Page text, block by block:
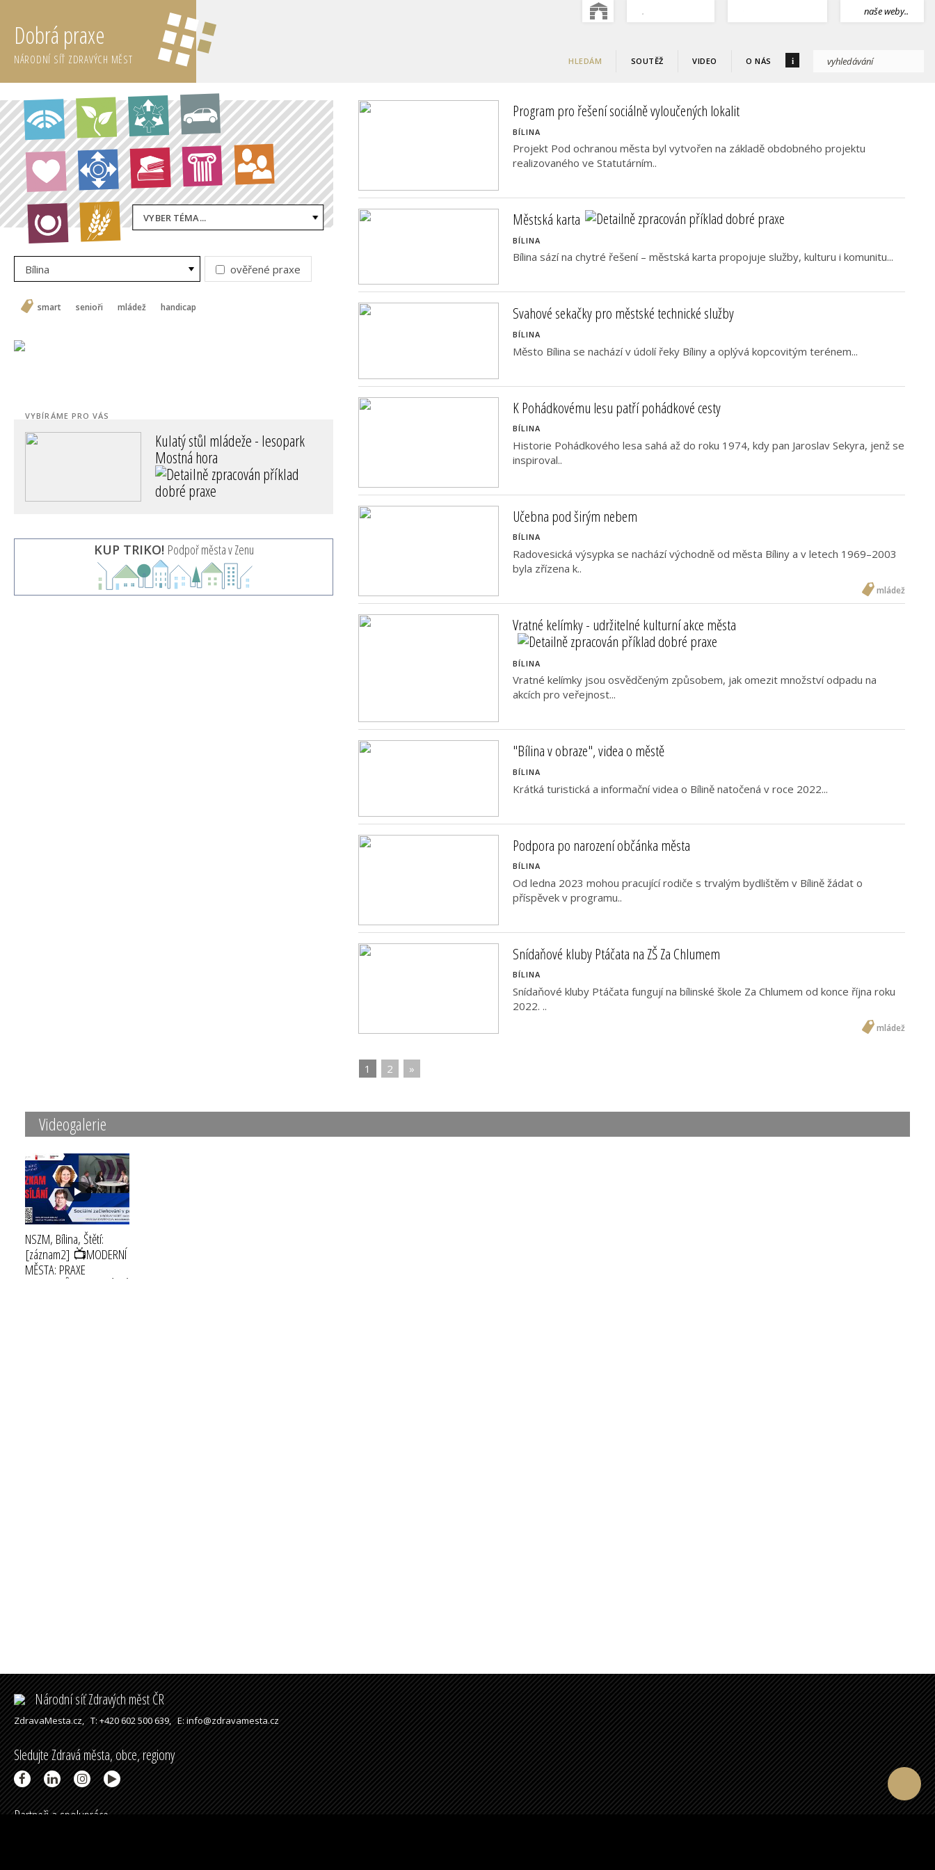
naše weby..
.
Dobrá praxe
NÁRODNÍ SÍŤ ZDRAVÝCH MĚST HLEDÁM SOUTĚŽ VIDEO O NÁS i
VYBER TÉMA...
Bílina ověřené praxe
smart senioři mládež handicap
VYBÍRÁME PRO VÁS
Kulatý stůl mládeže - lesopark
Mostná hora
KUP TRIKO! Podpoř města v Zenu
Program pro řešení sociálně vyloučených lokalit
BÍLINA
Projekt Pod ochranou města byl vytvořen na základě obdobného projektu
realizovaného ve Statutárním..
Městská karta
BÍLINA
Bílina sází na chytré řešení – městská karta propojuje služby, kulturu i komunitu...
Svahové sekačky pro městské technické služby
BÍLINA
Město Bílina se nachází v údolí řeky Bíliny a oplývá kopcovitým terénem...
K Pohádkovému lesu patří pohádkové cesty
BÍLINA
Historie Pohádkového lesa sahá až do roku 1974, kdy pan Jaroslav Sekyra, jenž se
inspiroval..
Učebna pod širým nebem
BÍLINA
Radovesická výsypka se nachází východně od města Bíliny a v letech 1969–2003
byla zřízena k..
mládež
Vratné kelímky - udržitelné kulturní akce města
BÍLINA
Vratné kelímky jsou osvědčeným způsobem, jak omezit množství odpadu na
akcích pro veřejnost...
"Bílina v obraze", videa o městě
BÍLINA
Krátká turistická a informační videa o Bílině natočená v roce 2022...
Podpora po narození občánka města
BÍLINA
Od ledna 2023 mohou pracující rodiče s trvalým bydlištěm v Bílině žádat o
příspěvek v programu..
Snídaňové kluby Ptáčata na ZŠ Za Chlumem
BÍLINA
Snídaňové kluby Ptáčata fungují na bílinské škole Za Chlumem od konce října roku
2022. ..
mládež
1 2 »
Videogalerie
NSZM, Bílina, Štětí:
[záznam2] 📺MODERNÍ
MĚSTA: PRAXE
STAROSTŮ IV - SOCIÁLNÍ
Národní síť Zdravých měst ČR
ZdravaMesta.cz,T: +420 602 500 639,E: info@zdravamesta.cz
Sledujte Zdravá města, obce, regiony
Partneři a spolupráce